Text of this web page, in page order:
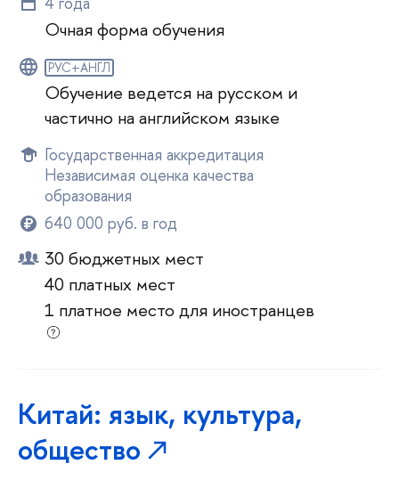
Очная форма обучения
РУС+АНГЛ
Обучение ведется на русском и
частично на английском языке
Государственная аккредитация
Независимая оценка качества
образования
640 000 руб. в год
30 бюджетных мест
40 платных мест
1 платное место для иностранцев
Китай: язык, культура,
общество